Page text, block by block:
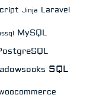
Jinja Laravel
MySQL
SQL